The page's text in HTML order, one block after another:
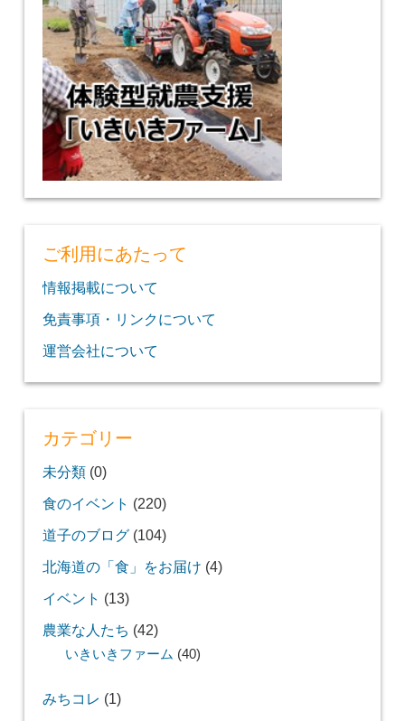
ご利用にあたって
情報掲載について
免責事項・リンクについて
運営会社について
カテゴリー
未分類(0)
食のイベント (220)
道子のブログ(104)
北海道の「食」をお届け (4)
イベント (13)
農業な人たち (42)
いきいきファーム (40)
みちコレ (1)